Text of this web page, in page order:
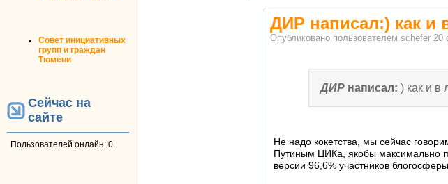
Совет инициативных
групп и граждан
Тюмени
Сейчас на
сайте
Пользователей онлайн: 0.
ДИР написал:) как и
Опубликовано пользователем schefer 20
ДИР написал:) как и в
Не надо кокетства, мы сейчас
Путиным ЦИКа, якобы максимально
версии 96,6% участников